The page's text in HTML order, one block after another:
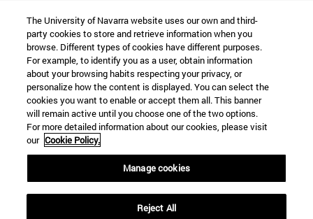
The University of Navarra website uses our own and third-
party cookies to store and retrieve information when you
browse. Different types of cookies have different purposes.
For example, to identify you as a user, obtain information
about your browsing habits respecting your privacy, or
personalize how the content is displayed. You can select the
cookies you want to enable or accept them all. This banner
will remain active until you choose one of the two options.
For more detailed information about our cookies, please visit
our Cookie Policy.
Manage cookies
Reject All